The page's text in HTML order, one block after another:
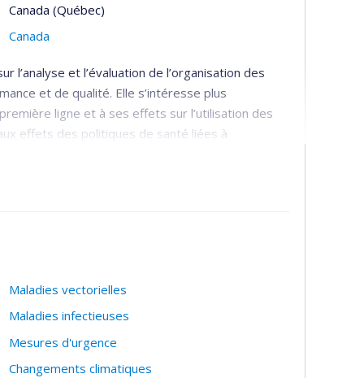
Canada (Québec)
Canada
et l’évaluation de l’organisation des
et de qualité. Elle s’intéresse plus
ligne et à ses effets sur l’utilisation des
effets des politiques de santé liées à
Maladies vectorielles
Maladies infectieuses
Mesures d'urgence
Changements climatiques